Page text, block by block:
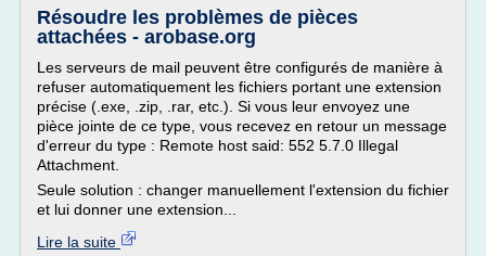
Résoudre les problèmes de pièces
attachées - arobase.org
Les serveurs de mail peuvent être configurés de manière à
refuser automatiquement les fichiers portant une extension
précise (.exe, .zip, .rar, etc.). Si vous leur envoyez une
pièce jointe de ce type, vous recevez en retour un message
d'erreur du type : Remote host said: 552 5.7.0 Illegal
Attachment.
Seule solution : changer manuellement l'extension du fichier
et lui donner une extension...
Lire la suite